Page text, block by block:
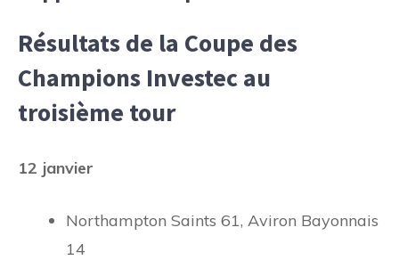
Résultats de la Coupe des
Champions Investec au
troisième tour
12 janvier
Northampton Saints 61, Aviron Bayonnais
14